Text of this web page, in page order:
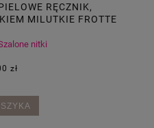
RĘCZNIK,
MILUTKIE FROTTE
nitki
zł